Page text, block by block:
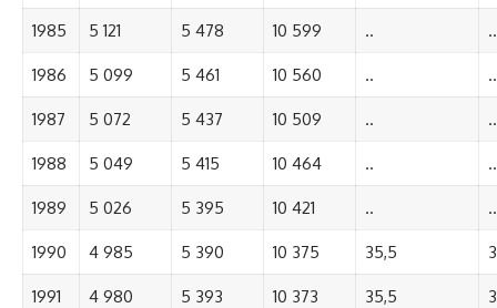
1985 5 121 5 478 10 599 .. ..
1986 5 099 5 461 10 560 .. ..
1987 5 072 5 437 10 509 .. ..
1988 5 049 5 415 10 464 .. ..
1989 5 026 5 395 10 421 .. ..
1990 4 985 5 390 10 375 35,5
1991 4 980 5 393 10 373 35,5